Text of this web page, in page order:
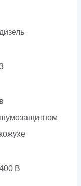
дизель
в
шумозащитном
кожухе
В